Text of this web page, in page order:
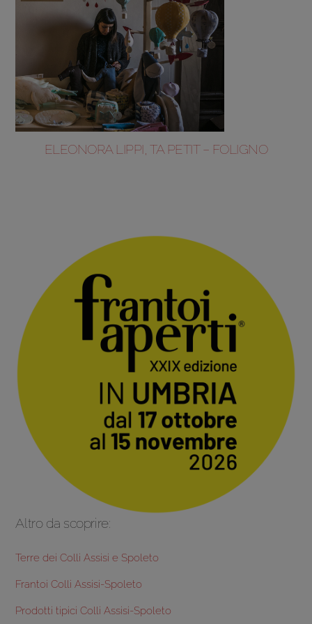
ELEONORA LIPPI, TA PETIT – FOLIGNO
Altro da scoprire:
Terre dei Colli Assisi e Spoleto
Frantoi Colli Assisi-Spoleto
Prodotti tipici Colli Assisi-Spoleto